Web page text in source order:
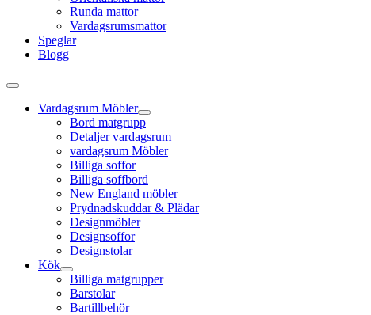
Runda mattor
Vardagsrumsmattor
Speglar
Blogg
Vardagsrum Möbler
Bord matgrupp
Detaljer vardagsrum
vardagsrum Möbler
Billiga soffor
Billiga soffbord
New England möbler
Prydnadskuddar & Plädar
Designmöbler
Designsoffor
Designstolar
Kök
Billiga matgrupper
Barstolar
Bartillbehör